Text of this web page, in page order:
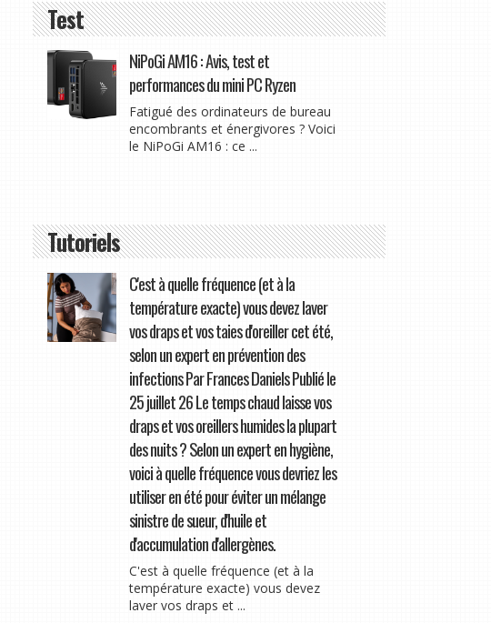
Test
NiPoGi AM16 : Avis, test et
performances du mini PC Ryzen
Fatigué des ordinateurs de bureau
encombrants et énergivores ? Voici
le NiPoGi AM16 : ce ...
Tutoriels
C'est à quelle fréquence (et à la
température exacte) vous devez laver
vos draps et vos taies d'oreiller cet été,
selon un expert en prévention des
infections Par Frances Daniels Publié le
25 juillet 26 Le temps chaud laisse vos
draps et vos oreillers humides la plupart
des nuits ? Selon un expert en hygiène,
voici à quelle fréquence vous devriez les
utiliser en été pour éviter un mélange
sinistre de sueur, d'huile et
d'accumulation d'allergènes.
C'est à quelle fréquence (et à la
température exacte) vous devez
laver vos draps et ...